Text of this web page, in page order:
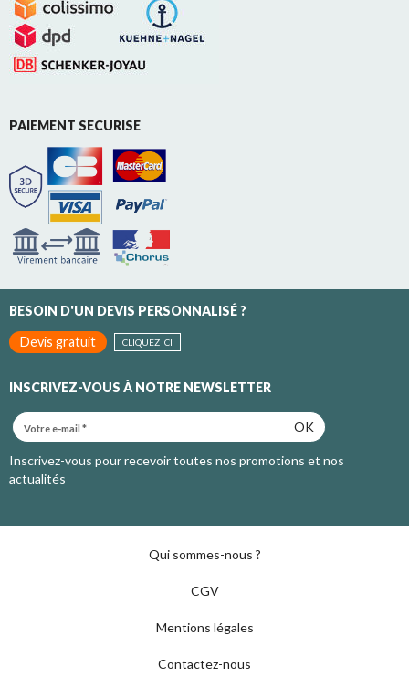
PAIEMENT SECURISE
BESOIN D'UN DEVIS PERSONNALISÉ ?
Devis gratuit
CLIQUEZ ICI
INSCRIVEZ-VOUS À NOTRE NEWSLETTER
OK
Inscrivez-vous pour recevoir toutes nos promotions et nos
actualités
Qui sommes-nous ?
CGV
Mentions légales
Contactez-nous